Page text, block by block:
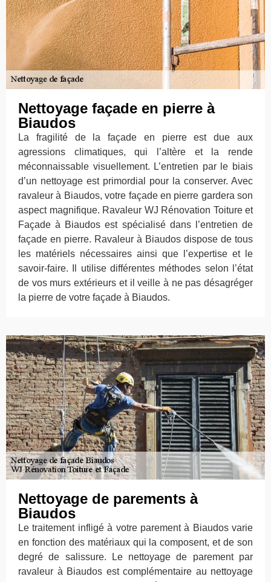
Nettoyage façade en pierre à
Biaudos
La fragilité de la façade en pierre est due aux
agressions climatiques, qui l’altère et la rende
méconnaissable visuellement. L’entretien par le biais
d’un nettoyage est primordial pour la conserver. Avec
ravaleur à Biaudos, votre façade en pierre gardera son
aspect magnifique. Ravaleur WJ Rénovation Toiture et
Façade à Biaudos est spécialisé dans l’entretien de
façade en pierre. Ravaleur à Biaudos dispose de tous
les matériels nécessaires ainsi que l’expertise et le
savoir-faire. Il utilise différentes méthodes selon l’état
de vos murs extérieurs et il veille à ne pas désagréger
la pierre de votre façade à Biaudos.
Nettoyage de parements à
Biaudos
Le traitement infligé à votre parement à Biaudos varie
en fonction des matériaux qui la composent, et de son
degré de salissure. Le nettoyage de parement par
ravaleur à Biaudos est complémentaire au nettoyage